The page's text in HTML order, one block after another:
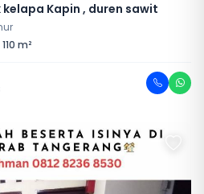
kelapa Kapin , duren sawit
m²